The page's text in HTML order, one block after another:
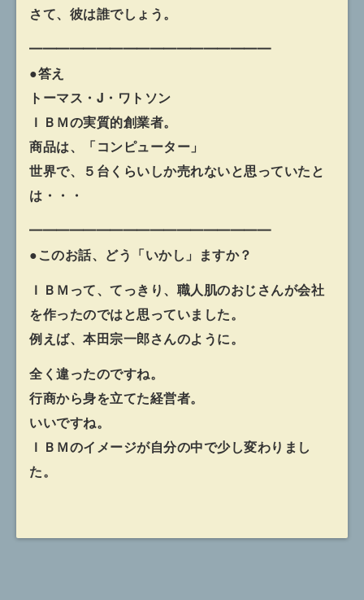
さて、彼は誰でしょう。
━━━━━━━━━━━━━━━━━━
●答え
トーマス・J・ワトソン
ＩＢＭの実質的創業者。
商品は、「コンピューター」
世界で、５台くらいしか売れないと思っていたと
は・・・
━━━━━━━━━━━━━━━━━━
●このお話、どう「いかし」ますか？
ＩＢＭって、てっきり、職人肌のおじさんが会社
を作ったのではと思っていました。
例えば、本田宗一郎さんのように。
全く違ったのですね。
行商から身を立てた経営者。
いいですね。
ＩＢＭのイメージが自分の中で少し変わりまし
た。